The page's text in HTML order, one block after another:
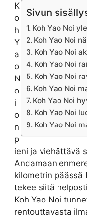
Sivun
Koh Yao Noi
Koh Yao Noi
Koh Yao Noi
Koh Yao Noi
Koh Yao Noi
Koh Yao Noi
Koh Yao Noi
Koh Yao Noi
Koh Yao Noi
K
o
h
Y
a
o
N
o
i
o
n
p
ieni ja viehättävä
kilometrin päässä
tekee siitä
Koh Yao Noi
rentouttavasta